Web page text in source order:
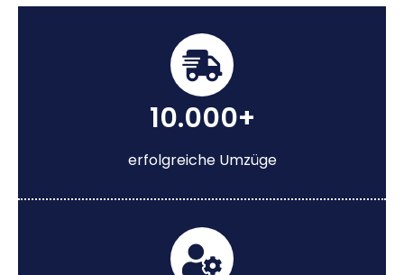
10.000+
erfolgreiche Umzüge